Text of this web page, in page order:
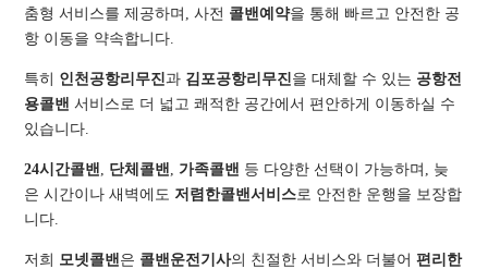
춤형 서비스를 제공하며, 사전 콜밴예약을 통해 빠르고 안전한 공
항 이동을 약속합니다.
특히 인천공항리무진과 김포공항리무진 을 대체할 수 있는 공항전
용콜밴 서비스로 더 넓고 쾌적한 공간에서 편안하게 이동하실 수
있습니다.
24시간콜밴 단체콜밴 가족콜밴 등 다양한 선택이 가능하며, 늦
은 시간이나 새벽에도 저렴한콜밴서비스로 안전한 운행을 보장합
니다.
저희 모넷콜밴 은 콜밴운전기사의 친절한 서비스와 더불어편리한